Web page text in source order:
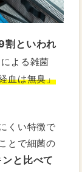
割といわれ
よる雑菌
血は無臭」
くい特徴で
とで細菌の
と比べて